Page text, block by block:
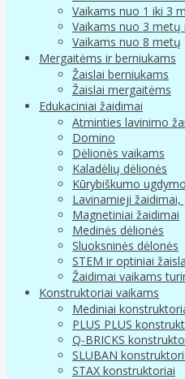
Vaikams nuo 1 iki 3
Vaikams nuo 3 metų
Vaikams nuo 8 metų
Mergaitėms ir berniukams
Žaislai berniukams
Žaislai mergaitėms
Edukaciniai žaidimai
Atminties lavinimo
Domino
Dėlionės vaikams
Kaladėlių dėlionės
Kūrybiškumo
Lavinamieji žaidimai,
Magnetiniai žaidimai
Medinės dėlionės
Sluoksninės dėlonės
STEM ir optiniai
Žaidimai vaikams
Konstruktoriai vaikams
Mediniai
PLUS PLUS
Q-BRICKS
SLUBAN
STAX konstruktoriai